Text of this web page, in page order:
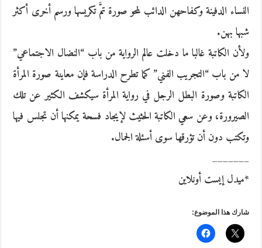
النساء الدفينة وكفاحهن الدائب لمحو صورة تمَّ تكريسها ورسم أخرى أكثر
شبها بهن.
ولأن الكاتبة غالبا ما دخلت عالم الرواية من باب “النضال الاجتماعي”
لا من باب “التجريب الفني” كما تطرح الدراسة فإن معاينة صورة المرأة
الكاتبة وصورة البطل الرجل في رواية المرأة سيكشف الكثير عن تلك
الصيرورة، وعن سعي الكاتبة الحثيث لإيجاد فسحة يمكنها أن تجلس فيها
وتكتب دون أن تؤرقها سوى أسئلة الجمال.
_______
*ميدل إيست أونلاين
شارك هذا الموضوع: